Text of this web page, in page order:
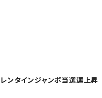
ンタインジャンボ当選運上昇